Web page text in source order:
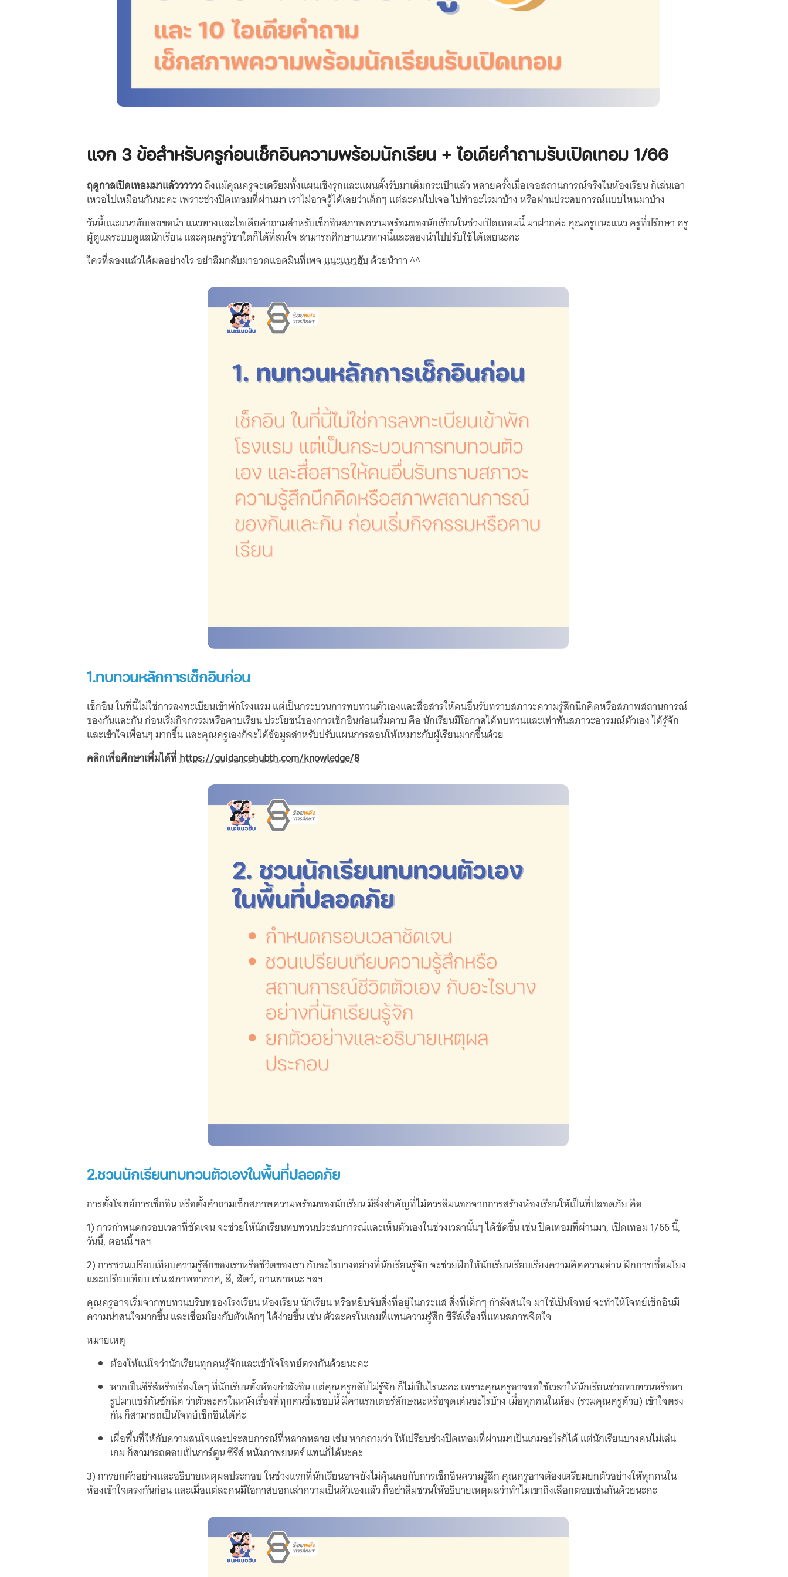
แจก 3 ข้อสำหรับครูก่อนเช็กอินความพร้อมนักเรียน + ไอเดียคำถามรับเปิดเทอม 1/66
ฤดูกาลเปิดเทอมมาแล้ววววววถึงแม้คุณครูจะเตรียมทั้งแผนเชิงรุกและแผนตั้งรับมาเต็มกระเป๋าแล้ว หลายครั้งเมื่อเจอสถานการณ์จริงในห้องเรียน ก็เล่นเอา
เหวอไปเหมือนกันนะคะ เพราะช่วงปิดเทอมที่ผ่านมา เราไม่อาจรู้ได้เลยว่าเด็กๆ แต่ละคนไปเจอ ไปทำอะไรมาบ้าง หรือผ่านประสบการณ์แบบไหนมาบ้าง
วันนี้แนะแนวฮับเลยขอนำ แนวทางและไอเดียคำถามสำหรับเช็กอินสภาพความพร้อมของนักเรียนในช่วงเปิดเทอมนี้ มาฝากค่ะ คุณครูแนะแนว ครูที่ปรึกษา ครู
ผู้ดูแลระบบดูแลนักเรียน และคุณครูวิชาใดก็ได้ที่สนใจ สามารถศึกษาแนวทางนี้และลองนำไปปรับใช้ได้เลยนะคะ
ใครที่ลองแล้วได้ผลอย่างไร อย่าลืมกลับมาอวดแอดมินที่เพจ แนะแนวฮับ ด้วยน้าาา ^^
1.ทบทวนหลักการเช็กอินก่อน
เช็กอิน ในที่นี้ไม่ใช่การลงทะเบียนเข้าพักโรงแรม แต่เป็นกระบวนการทบทวนตัวเองและสื่อสารให้คนอื่นรับทราบสภาวะความรู้สึกนึกคิดหรือสภาพสถานการณ์
ของกันและกัน ก่อนเริ่มกิจกรรมหรือคาบเรียน ประโยชน์ของการเช็กอินก่อนเริ่มคาบ คือ นักเรียนมีโอกาสได้ทบทวนและเท่าทันสภาวะอารมณ์ตัวเอง ได้รู้จัก
และเข้าใจเพื่อนๆ มากขึ้น และคุณครูเองก็จะได้ข้อมูลสำหรับปรับแผนการสอนให้เหมาะกับผู้เรียนมากขึ้นด้วย
คลิกเพื่อศึกษาเพิ่มได้ที่https://guidancehubth.com/knowledge/8
2.ชวนนักเรียนทบทวนตัวเองในพื้นที่ปลอดภัย
การตั้งโจทย์การเช็กอิน หรือตั้งคำถามเช็กสภาพความพร้อมของนักเรียน มีสิ่งสำคัญที่ไม่ควรลืมนอกจากการสร้างห้องเรียนให้เป็นที่ปลอดภัย คือ
1) การกำหนดกรอบเวลาที่ชัดเจน จะช่วยให้นักเรียนทบทวนประสบการณ์และเห็นตัวเองในช่วงเวลานั้นๆ ได้ชัดขึ้น เช่น ปิดเทอมที่ผ่านมา, เปิดเทอม 1/66 นี้,
วันนี้, ตอนนี้ ฯลฯ
2) การชวนเปรียบเทียบความรู้สึกของเราหรือชีวิตของเรา กับอะไรบางอย่างที่นักเรียนรู้จัก จะช่วยฝึกให้นักเรียนเรียบเรียงความคิดความอ่าน ฝึกการเชื่อมโยง
และเปรียบเทียบ เช่น สภาพอากาศ, สี, สัตว์, ยานพาหนะ ฯลฯ
คุณครูอาจเริ่มจากทบทวนบริบทของโรงเรียน ห้องเรียน นักเรียน หรือหยิบจับสิ่งที่อยู่ในกระแส สิ่งที่เด็กๆ กำลังสนใจ มาใช้เป็นโจทย์ จะทำให้โจทย์เช็กอินมี
ความน่าสนใจมากขึ้น และเชื่อมโยงกับตัวเด็กๆ ได้ง่ายขึ้น เช่น ตัวละครในเกมที่แทนความรู้สึก ซีรีส์เรื่องที่แทนสภาพจิตใจ
หมายเหตุ
ต้องให้แน่ใจว่านักเรียนทุกคนรู้จักและเข้าใจโจทย์ตรงกันด้วยนะคะ
หากเป็นซีรีส์หรือเรื่องใดๆ ที่นักเรียนทั้งห้องกำลังอิน แต่คุณครูกลับไม่รู้จัก ก็ไม่เป็นไรนะคะ เพราะคุณครูอาจขอใช้เวลาให้นักเรียนช่วยทบทวนหรือหา
รูปมาแชร์กันซักนิด ว่าตัวละครในหนังเรื่องที่ทุกคนชื่นชอบนี้ มีคาแรกเตอร์ลักษณะหรือจุดเด่นอะไรบ้าง เมื่อทุกคนในห้อง (รวมคุณครูด้วย) เข้าใจตรง
กัน ก็สามารถเป็นโจทย์เช็กอินได้ค่ะ
เผื่อพื้นที่ให้กับความสนใจและประสบการณ์ที่หลากหลาย เช่น หากถามว่า ให้เปรียบช่วงปิดเทอมที่ผ่านมาเป็นเกมอะไรก็ได้ แต่นักเรียนบางคนไม่เล่น
เกม ก็สามารถตอบเป็นการ์ตูน ซีรีส์ หนังภาพยนตร์ แทนก็ได้นะคะ
3) การยกตัวอย่างและอธิบายเหตุผลประกอบ ในช่วงแรกที่นักเรียนอาจยังไม่คุ้นเคยกับการเช็กอินความรู้สึก คุณครูอาจต้องเตรียมยกตัวอย่างให้ทุกคนใน
ห้องเข้าใจตรงกันก่อน และเมื่อแต่ละคนมีโอกาสบอกเล่าความเป็นตัวเองแล้ว ก็อย่าลืมชวนให้อธิบายเหตุผลว่าทำไมเขาถึงเลือกตอบเช่นกันด้วยนะคะ